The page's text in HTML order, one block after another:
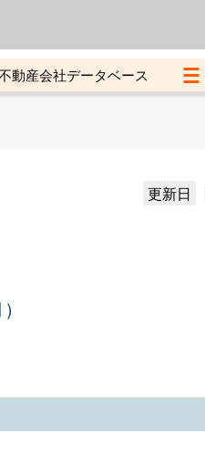
動産会社データベース
更新日